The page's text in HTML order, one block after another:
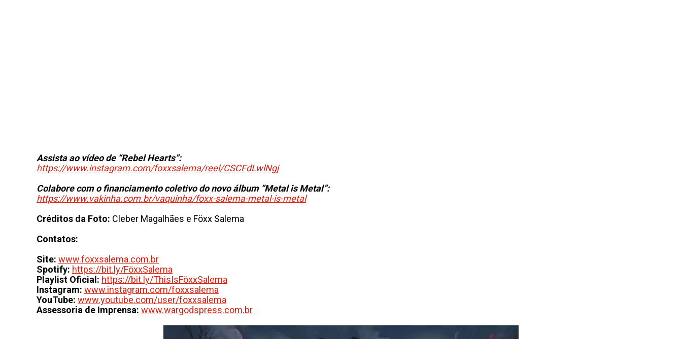
Assista ao vídeo de “Rebel Hearts”:
https://www.instagram.com/foxxsalema/reel/CSCFdLwlNgj
Colabore com o financiamento coletivo do novo álbum “Metal is Metal”:
https://www.vakinha.com.br/vaquinha/foxx-salema-metal-is-metal
Créditos da Foto: Cleber Magalhães e Föxx Salema
Contatos:
Site: www.foxxsalema.com.br
Spotify: https://bit.ly/FöxxSalema
Playlist Oficial: https://bit.ly/ThisIsFöxxSalema
Instagram: www.instagram.com/foxxsalema
YouTube: www.youtube.com/user/foxxsalema
Assessoria de Imprensa: www.wargodspress.com.br